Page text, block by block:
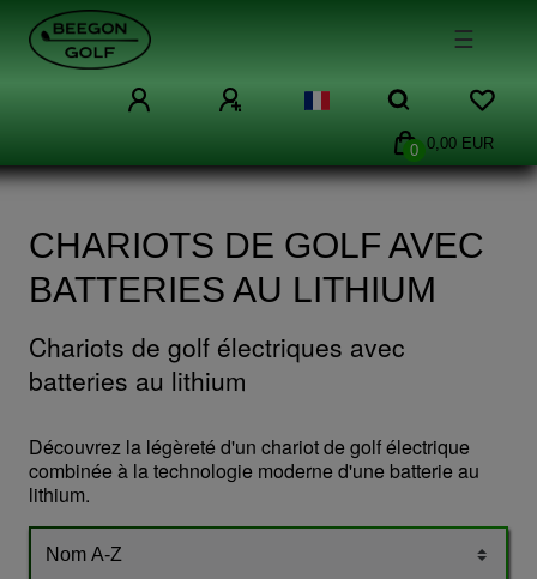
☰
0 0,00 EUR
CHARIOTS DE GOLF AVEC
BATTERIES AU LITHIUM
Chariots de golf électriques avec
batteries au lithium
Découvrez la légèreté d'un chariot de golf électrique
combinée à la technologie moderne d'une batterie au
lithium.